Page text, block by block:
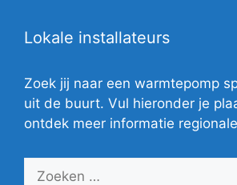
Lokale installateurs
Zoek jij naar een warmtepomp
uit de buurt. Vul hieronder je
ontdek meer informatie
Zoek